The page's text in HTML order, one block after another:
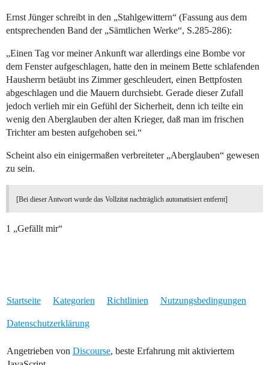
Ernst Jünger schreibt in den „Stahlgewittern“ (Fassung aus dem
entsprechenden Band der „Sämtlichen Werke“, S.285-286):
„Einen Tag vor meiner Ankunft war allerdings eine Bombe vor
dem Fenster aufgeschlagen, hatte den in meinem Bette schlafenden
Hausherrn betäubt ins Zimmer geschleudert, einen Bettpfosten
abgeschlagen und die Mauern durchsiebt. Gerade dieser Zufall
jedoch verlieh mir ein Gefühl der Sicherheit, denn ich teilte ein
wenig den Aberglauben der alten Krieger, daß man im frischen
Trichter am besten aufgehoben sei.“
Scheint also ein einigermaßen verbreiteter „Aberglauben“ gewesen
zu sein.
[Bei dieser Antwort wurde das Vollzitat nachträglich automatisiert entfernt]
1 „Gefällt mir“
Startseite Kategorien Richtlinien Nutzungsbedingungen
Datenschutzerklärung
Angetrieben von Discourse, beste Erfahrung mit aktiviertem